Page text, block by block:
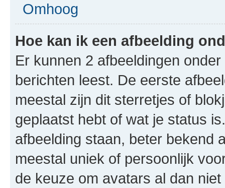
Omhoog
Hoe kan ik een afbeelding
Er kunnen 2 afbeeldingen
berichten leest. De eerste
meestal zijn dit sterretjes of
geplaatst hebt of wat je status
afbeelding staan, beter bekend
meestal uniek of persoonlijk
de keuze om avatars al dan